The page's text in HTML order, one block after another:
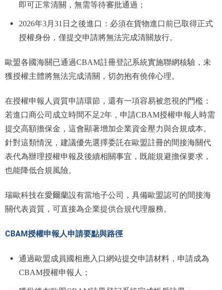
即可正常清關，無需等待審批通過；
2026年3月31日之後進口：必須在貨物進口前已取得正式
授權身份，僅提交申請將無法完成清關放行。
歐盟各國海關已通過CBAM註冊登記系統實施聯網核驗，未
獲授權主體將無法完成清關，切勿抱有僥倖心理。
在授權申報人資質申請環節，還有一項容易被忽視的門檻：
若進口商公司成立時間不足2年，申請CBAM授權申報人時需
提交高額擔保金，這會顯著增加企業資金壓力與合規成本。
針對這類情況，建議優先選擇委託在歐盟註冊的間接海關代
表代為辦理授權申報及後續相關事宜，既能規避擔保要求，
也能降低合規風險。
瑞歐科技在愛爾蘭設有當地子公司，具備歐盟認可的間接海
關代表資質，可直接為企業提供合規代理服務。
CBAM授權申報人申請要點與路徑
通過歐盟成員國相應入口網站提交申請材料，申請成為
CBAM授權申報人；